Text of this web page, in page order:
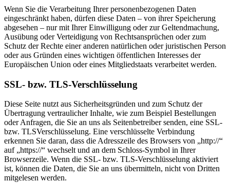
Wenn Sie die Verarbeitung Ihrer personenbezogenen Daten
eingeschränkt haben, dürfen diese Daten – von ihrer Speicherung
abgesehen – nur mit Ihrer Einwilligung oder zur Geltendmachung,
Ausübung oder Verteidigung von Rechtsansprüchen oder zum
Schutz der Rechte einer anderen natürlichen oder juristischen Person
oder aus Gründen eines wichtigen öffentlichen Interesses der
Europäischen Union oder eines Mitgliedstaats verarbeitet werden.
SSL- bzw. TLS-Verschlüsselung
Diese Seite nutzt aus Sicherheitsgründen und zum Schutz der
Übertragung vertraulicher Inhalte, wie zum Beispiel Bestellungen
oder Anfragen, die Sie an uns als Seitenbetreiber senden, eine SSL-
bzw. TLSVerschlüsselung. Eine verschlüsselte Verbindung
erkennen Sie daran, dass die Adresszeile des Browsers von „http://“
auf „https://“ wechselt und an dem Schloss-Symbol in Ihrer
Browserzeile. Wenn die SSL- bzw. TLS-Verschlüsselung aktiviert
ist, können die Daten, die Sie an uns übermitteln, nicht von Dritten
mitgelesen werden.